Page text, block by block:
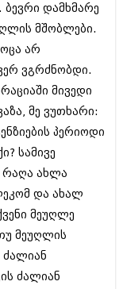
ბევრი დამხმარე
მშობლები.
არ
ვგრძნობდი.
მივედი
მე ვუთხარი:
პერიოდი
სამივე
რაღა ახლა
და ახალ
მეუღლე
მეუღლის
ძალიან
ძალიან